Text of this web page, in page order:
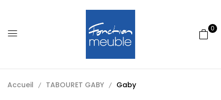
0
Accueil TABOURET GABY Gaby